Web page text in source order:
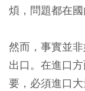
煩，問題都在國
然而，事實並
出口。在進口
要，必須進口